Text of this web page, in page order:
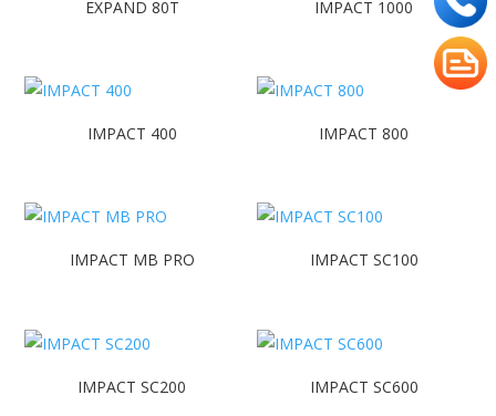
EXPAND 80T IMPACT 1000
IMPACT 400 IMPACT 800
IMPACT MB PRO IMPACT SC100
IMPACT SC200 IMPACT SC600